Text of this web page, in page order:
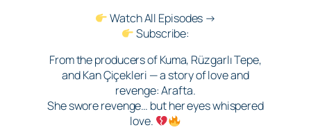
Watch All Episodes →
Subscribe:
From the producers of Kuma, Rüzgarlı Tepe,
and Kan Çiçekleri — a story of love and
revenge: Arafta.
She swore revenge… but her eyes whispered
love.